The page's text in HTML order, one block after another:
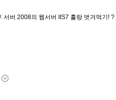
서버 2008의 웹서버 IIS7 홀랑 벗겨먹기! ?